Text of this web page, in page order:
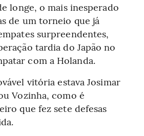
longe, o mais inesperado
de um torneio que já
surpreendentes,
tardia do Japão no
com a Holanda.
vitória estava Josimar
Vozinha, como é
que fez sete defesas